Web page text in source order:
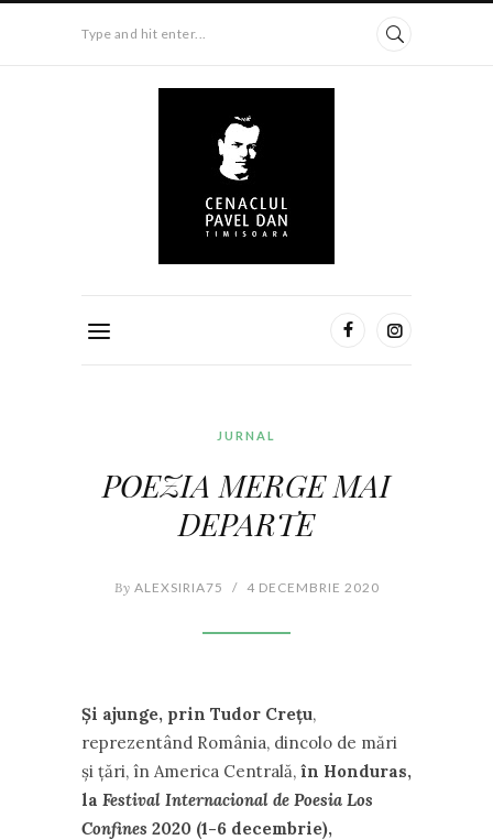
Type and hit enter...
JURNAL
POEZIA MERGE MAI
DEPARTE
By ALEXSIRIA75 / 4 DECEMBRIE 2020
Și ajunge, prin Tudor Crețu,
reprezentând România, dincolo de mări
și țări, în America Centrală, în Honduras,
la Festival Internacional de Poesia Los
Confines 2020 (1-6 decembrie),